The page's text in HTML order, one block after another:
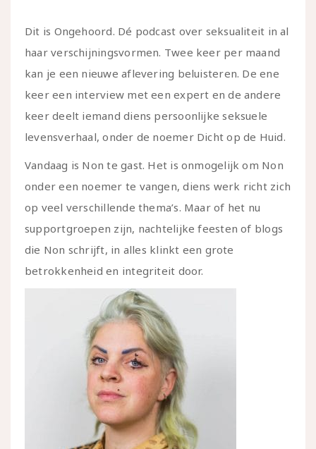
Dit is Ongehoord. Dé podcast over seksualiteit in al
haar verschijningsvormen. Twee keer per maand
kan je een nieuwe aflevering beluisteren. De ene
keer een interview met een expert en de andere
keer deelt iemand diens persoonlijke seksuele
levensverhaal, onder de noemer Dicht op de Huid.
Vandaag is Non te gast. Het is onmogelijk om Non
onder een noemer te vangen, diens werk richt zich
op veel verschillende thema’s. Maar of het nu
supportgroepen zijn, nachtelijke feesten of blogs
die Non schrijft, in alles klinkt een grote
betrokkenheid en integriteit door.